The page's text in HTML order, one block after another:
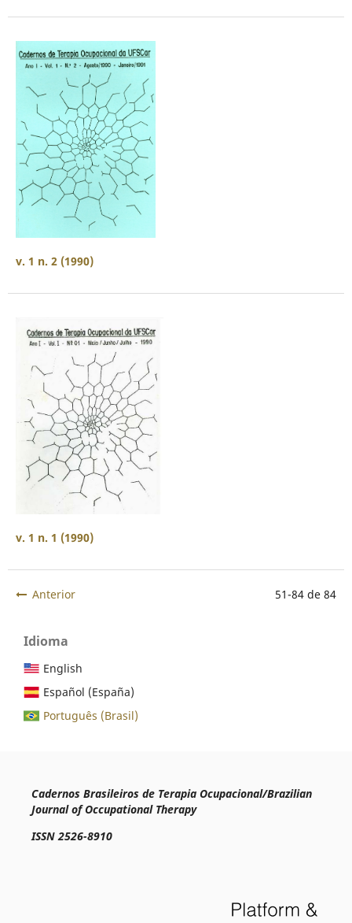
v. 1 n. 2 (1990)
v. 1 n. 1 (1990)
Anterior 51-84 de 84
Idioma
English
Español (España)
Português (Brasil)
Cadernos Brasileiros de Terapia Ocupacional/Brazilian
Journal of Occupational Therapy
ISSN 2526-8910